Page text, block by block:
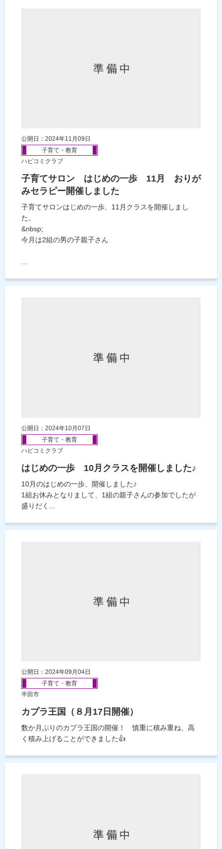
公開日：2024年11月09日
子育て・教育
ハピコミクラブ
子育てサロン はじめの一歩 11月 おりが
みセラピー開催しました
子育てサロンはじめの一歩、11月クラスを開催しまし
た。
&nbsp;
今月は2組の男の子親子さん
公開日：2024年10月07日
子育て・教育
ハピコミクラブ
はじめの一歩 10月クラスを開催しました♪
10月のはじめの一歩、開催しました♪
1組お休みとなりまして、1組の親子さんの参加でしたが
盛りだく...
公開日：2024年09月04日
子育て・教育
半田市
カプラ王国（８月17日開催）
数か月ぶりのカプラ王国の開催！ 慎重に積み重ね、高
く積み上げることができました👍